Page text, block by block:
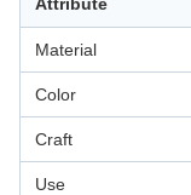
Material
Color
Craft
Use